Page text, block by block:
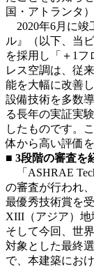
国・アトランタ）
2020年6月に竣
ル』（以下、当
を採用し「＋1フ
レス空調は、従
能を大幅に改善
設備技術を多数
る長年の実証実
したものです。
体から高い評価
■ 3段階の審査を
「ASHRAE
の審査が行われ
最優秀技術賞を
XIII（アジア）地
そして今回、世
対象とした最終
で、本建築にお